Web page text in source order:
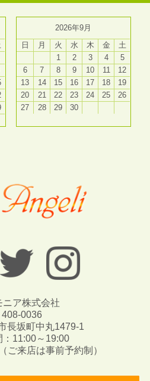
2026年9月
日
月 火 水 木 金
土
1
2 3 4
5
6
7 8 9 10 11
12
13
14 15 16 17 18
19
20
21 22 23 24 25
26
27
28 29 30
ニア株式会社
408-0036
長坂町中丸1479-1
：11:00～19:00
ご来店は事前予約制）